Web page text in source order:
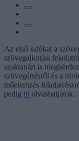
Az első infókat a
szövegalkotási
szaktanárt is
szövegértésről és a
műelemzés
pedig itt olvashatjátok.